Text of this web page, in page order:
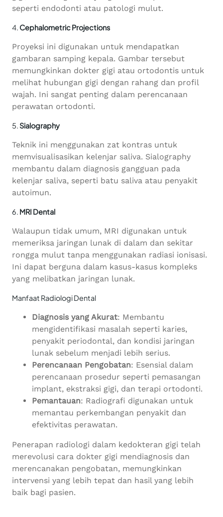
seperti endodonti atau patologi mulut.
4. Cephalometric Projections
Proyeksi ini digunakan untuk mendapatkan
gambaran samping kepala. Gambar tersebut
memungkinkan dokter gigi atau ortodontis untuk
melihat hubungan gigi dengan rahang dan profil
wajah. Ini sangat penting dalam perencanaan
perawatan ortodonti.
5. Sialography
Teknik ini menggunakan zat kontras untuk
memvisualisasikan kelenjar saliva. Sialography
membantu dalam diagnosis gangguan pada
kelenjar saliva, seperti batu saliva atau penyakit
autoimun.
6. MRI Dental
Walaupun tidak umum, MRI digunakan untuk
memeriksa jaringan lunak di dalam dan sekitar
rongga mulut tanpa menggunakan radiasi ionisasi.
Ini dapat berguna dalam kasus-kasus kompleks
yang melibatkan jaringan lunak.
Manfaat Radiologi Dental
Diagnosis yang Akurat: Membantu
mengidentifikasi masalah seperti karies,
penyakit periodontal, dan kondisi jaringan
lunak sebelum menjadi lebih serius.
Perencanaan Pengobatan: Esensial dalam
perencanaan prosedur seperti pemasangan
implant, ekstraksi gigi, dan terapi ortodonti.
Pemantauan: Radiografi digunakan untuk
memantau perkembangan penyakit dan
efektivitas perawatan.
Penerapan radiologi dalam kedokteran gigi telah
merevolusi cara dokter gigi mendiagnosis dan
merencanakan pengobatan, memungkinkan
intervensi yang lebih tepat dan hasil yang lebih
baik bagi pasien.